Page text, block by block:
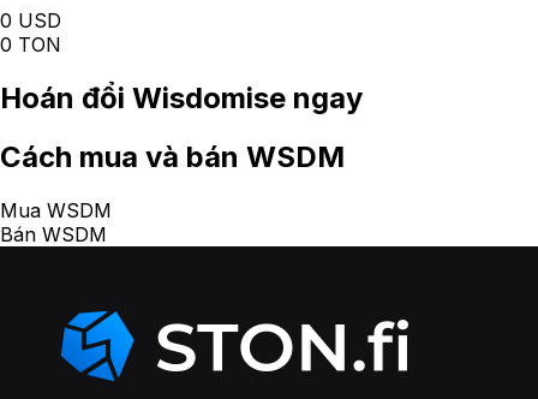
0 USD
0 TON
Hoán đổi Wisdomise ngay
Cách mua và bán WSDM
Mua WSDM
Bán WSDM